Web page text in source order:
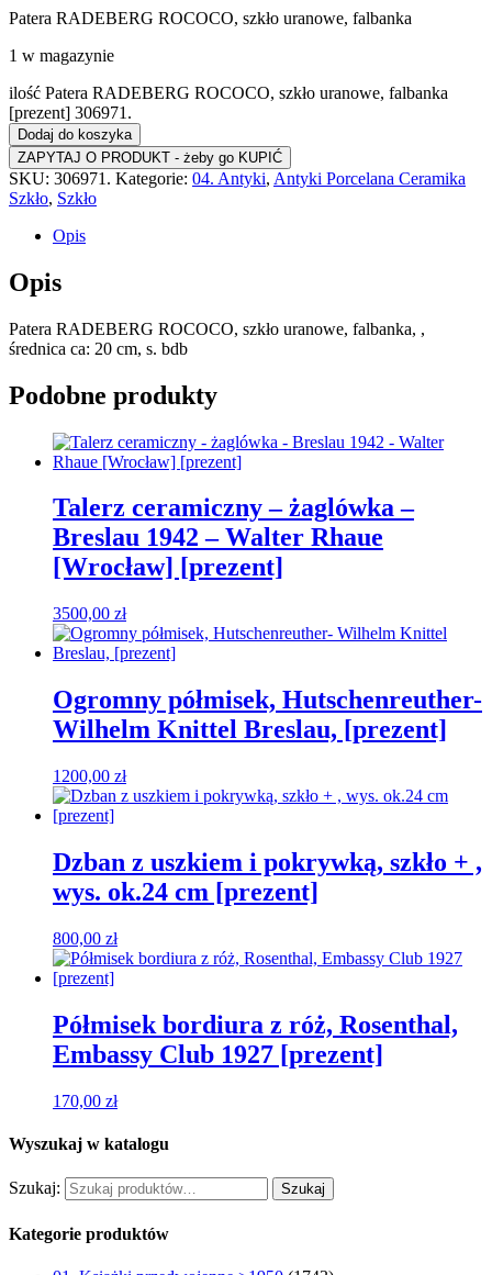
Patera RADEBERG ROCOCO, szkło uranowe, falbanka
1 w magazynie
ilość Patera RADEBERG ROCOCO, szkło uranowe, falbanka
[prezent] 306971.
Dodaj do koszyka
SKU: 306971. Kategorie: 04. Antyki, Antyki Porcelana Ceramika
Szkło, Szkło
Opis
Opis
Patera RADEBERG ROCOCO, szkło uranowe, falbanka, ,
średnica ca: 20 cm, s. bdb
Podobne produkty
Talerz ceramiczny – żaglówka –
Breslau 1942 – Walter Rhaue
[Wrocław] [prezent]
3500,00 zł
Ogromny półmisek, Hutschenreuther-
Wilhelm Knittel Breslau, [prezent]
1200,00 zł
Dzban z uszkiem i pokrywką, szkło + ,
wys. ok.24 cm [prezent]
800,00 zł
Półmisek bordiura z róż, Rosenthal,
Embassy Club 1927 [prezent]
170,00 zł
Wyszukaj w katalogu
Szukaj: Szukaj
Kategorie produktów